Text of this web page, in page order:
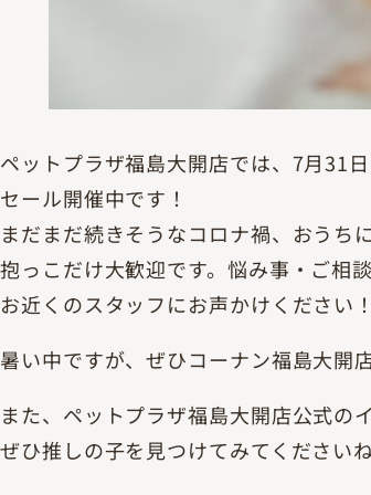
ペットプラザ福島大開店では、7月31
セール開催中です！
まだまだ続きそうなコロナ禍、おうち
抱っこだけ大歓迎です。悩み事・ご相談
お近くのスタッフにお声かけください！
暑い中ですが、ぜひコーナン福島大開
また、ペットプラザ福島大開店公式の
ぜひ推しの子を見つけてみてくださいね